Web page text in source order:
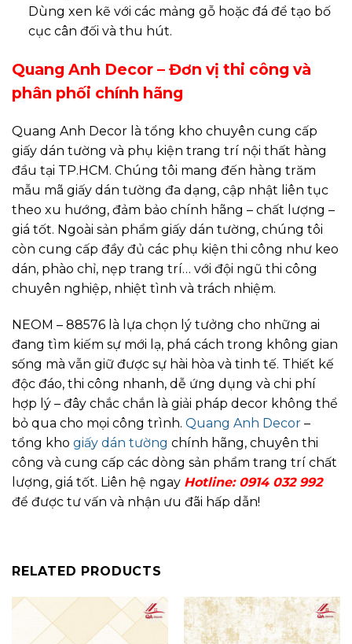
Dùng xen kẽ với các mảng gỗ hoặc đá để tạo bố
cục cân đối và thu hút.
Quang Anh Decor – Đơn vị thi công và
phân phối chính hãng
Quang Anh Decor là tổng kho chuyên cung cấp
giấy dán tường và phụ kiện trang trí nội thất hàng
đầu tại TP.HCM. Chúng tôi mang đến hàng trăm
mẫu mã giấy dán tường đa dạng, cập nhật liên tục
theo xu hướng, đảm bảo chính hãng – chất lượng –
giá tốt. Ngoài sản phẩm giấy dán tường, chúng tôi
còn cung cấp đầy đủ các phụ kiện thi công như keo
dán, phào chỉ, nẹp trang trí… với đội ngũ thi công
chuyên nghiệp, nhiệt tình và trách nhiệm.
NEOM – 88576 là lựa chọn lý tưởng cho những ai
đang tìm kiếm sự mới lạ, phá cách trong không gian
sống mà vẫn giữ được sự hài hòa và tinh tế. Thiết kế
độc đáo, thi công nhanh, dễ ứng dụng và chi phí
hợp lý – đây chắc chắn là giải pháp decor không thể
bỏ qua cho mọi công trình. Quang Anh Decor –
tổng kho giấy dán tường chính hãng, chuyên thi
công và cung cấp các dòng sản phẩm trang trí chất
lượng, giá tốt. Liên hệ ngay Hotline: 0914 032 992
để được tư vấn và nhận ưu đãi hấp dẫn!
RELATED PRODUCTS